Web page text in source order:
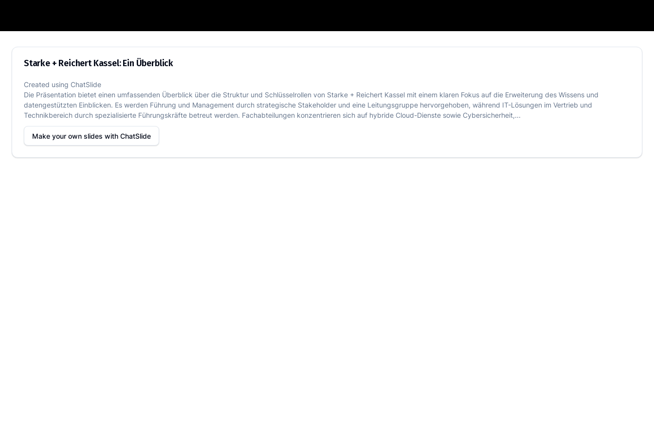
Starke + Reichert Kassel: Ein Überblick
Starke + Reichert Kassel: Ein Überblick
Created using ChatSlide
Die Präsentation bietet einen umfassenden Überblick über die Struktur und Schlüsselrollen von Starke + Reichert Kassel mit einem klaren Fokus auf die Erweiterung des Wissens und
datengestützten Einblicken. Es werden Führung und Management durch strategische Stakeholder und eine Leitungsgruppe hervorgehoben, während IT-Lösungen im Vertrieb und
Technikbereich durch spezialisierte Führungskräfte betreut werden. Fachabteilungen konzentrieren sich auf hybride Cloud-Dienste sowie Cybersicherheit,...
Make your own slides with ChatSlide